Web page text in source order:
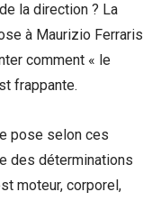
la direction ? La
à Maurizio Ferraris
comment « le
frappante.
pose selon ces
des déterminations
moteur, corporel,